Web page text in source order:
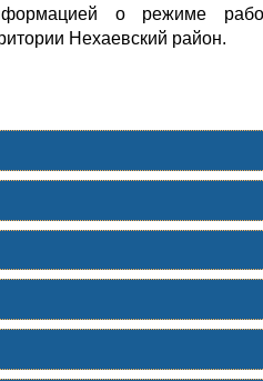
о режиме
Нехаевский район.